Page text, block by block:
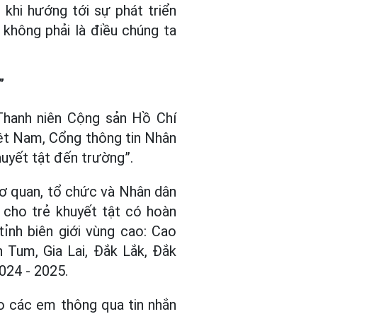
khi hướng tới sự phát triển
phải là điều chúng ta
niên Cộng sản Hồ Chí
Nam, Cổng thông tin Nhân
tật đến trường”.
tổ chức và Nhân dân
cho trẻ khuyết tật có hoàn
biên giới vùng cao: Cao
Tum, Gia Lai, Đắk Lắk, Đắk
- 2025.
em thông qua tin nhắn